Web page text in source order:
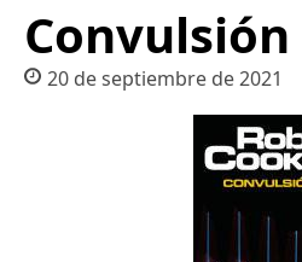
Convulsión
20 de septiembre de 2021